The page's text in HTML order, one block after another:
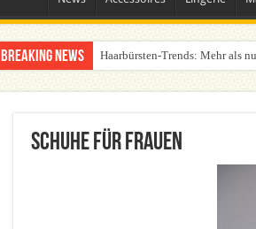
Breaking News Haarbürsten-Trends: Mehr als
Was zieht man auf ein Festival
Schuhe für Frauen